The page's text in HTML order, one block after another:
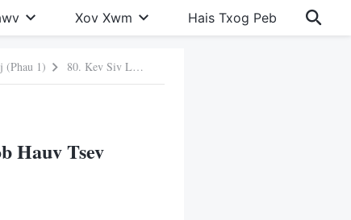
Xov Xwm Hais Txog Peb
(Phau 1) 80. Kev Siv Lub Neej Thaum Nyuam Qhuav Nto Hluas Nyob Hauv Tsev Kaw Neeg
Hauv Tsev